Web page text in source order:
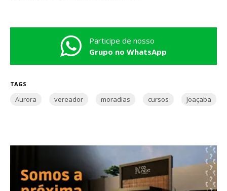
Participe de nosso
Grupo no WhatsApp
TAGS
Aurora vereador moradias cursos Joaçaba